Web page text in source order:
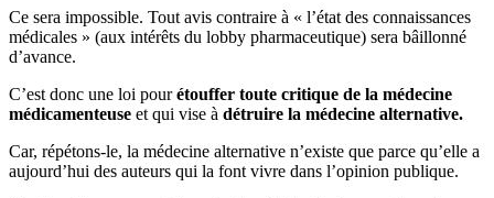
Ce sera impossible. Tout avis contraire à « l’état des connaissances
médicales » (aux intérêts du lobby pharmaceutique) sera bâillonné
d’avance.
C’est donc une loi pourétouffer toute critique de la médecine
médicamenteuse et qui vise à détruire la médecine alternative.
Car, répétons-le, la médecine alternative n’existe que parce qu’elle a
aujourd’hui des auteurs qui la font vivre dans l’opinion publique.